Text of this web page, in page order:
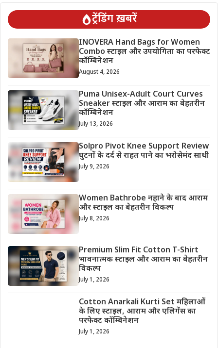
ट्रेंडिंग ख़बरें
INOVERA Hand Bags for Women
Combo स्टाइल और उपयोगिता का परफेक्ट
कॉम्बिनेशन
August 4, 2026
Puma Unisex-Adult Court Curves
Sneaker स्टाइल और आराम का बेहतरीन
कॉम्बिनेशन
July 13, 2026
Solpro Pivot Knee Support Review
घुटनों के दर्द से राहत पाने का भरोसेमंद साथी
July 9, 2026
Women Bathrobe नहाने के बाद आराम
और स्टाइल का बेहतरीन विकल्प
July 8, 2026
Premium Slim Fit Cotton T-Shirt
भावनात्मक स्टाइल और आराम का बेहतरीन
विकल्प
July 1, 2026
Cotton Anarkali Kurti Set महिलाओं
के लिए स्टाइल, आराम और एलिगेंस का
परफेक्ट कॉम्बिनेशन
July 1, 2026